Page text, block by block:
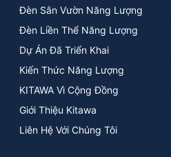
Đèn Sân Vườn Năng Lượng
Đèn Liền Thể Năng Lượng
Dự Án Đã Triển Khai
Kiến Thức Năng Lượng
KITAWA Vì Cộng Đồng
Giới Thiệu Kitawa
Liên Hệ Với Chúng Tôi